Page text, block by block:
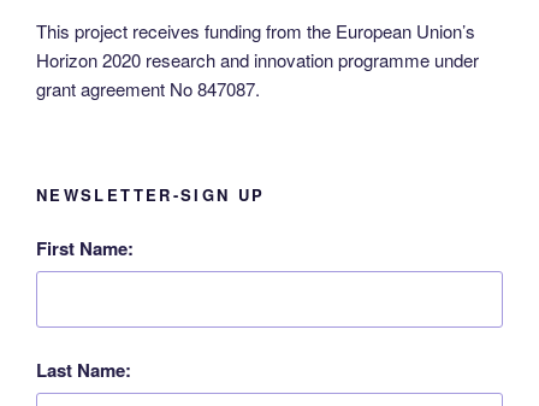
This project receives funding from the European Union’s
Horizon 2020 research and innovation programme under
grant agreement No 847087.
NEWSLETTER-SIGN UP
First Name:
Last Name: